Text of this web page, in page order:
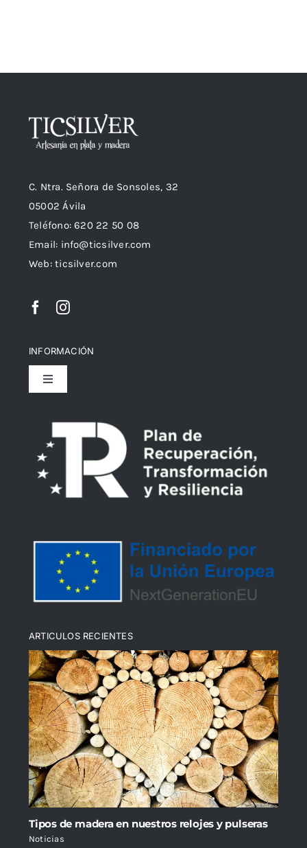
C. Ntra. Señora de Sonsoles, 32
05002 Ávila
Teléfono: 620 22 50 08
Email: info@ticsilver.com
Web: ticsilver.com
INFORMACIÓN
Toggle
Declaración de Accesibilidad
Política de cookies (UE)
ARTICULOS RECIENTES
Tipos de madera en nuestros relojes y pulseras
Noticias